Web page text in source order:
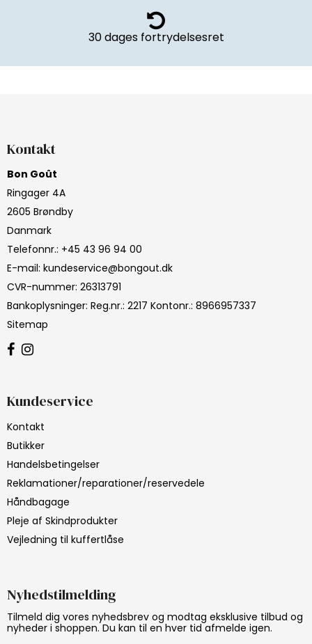
30 dages fortrydelsesret
Kontakt
Bon Goût
Ringager 4A
2605 Brøndby
Danmark
Telefonnr.: +45 43 96 94 00
E-mail: kundeservice@bongout.dk
CVR-nummer: 26313791
Bankoplysninger: Reg.nr.: 2217 Kontonr.: 8966957337
Sitemap
Kundeservice
Kontakt
Butikker
Handelsbetingelser
Reklamationer/reparationer/reservedele
Håndbagage
Pleje af Skindprodukter
Vejledning til kuffertlåse
Nyhedstilmelding
Tilmeld dig vores nyhedsbrev og modtag eksklusive tilbud og
nyheder i shoppen. Du kan til en hver tid afmelde igen.